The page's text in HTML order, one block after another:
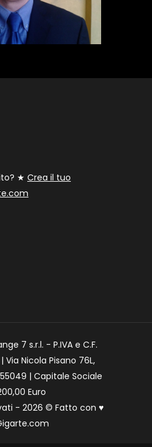
★ Crea il tuo
7 s.r.l. - P.IVA e C.F.
Nicola Pisano 76L,
| Capitale Sociale
Euro
- 2026 © Fatto con ♥